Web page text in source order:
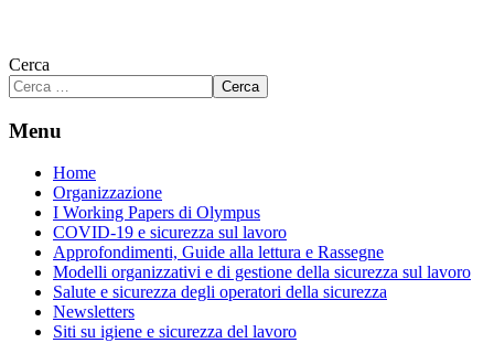
Cerca
Cerca
Menu
Home
Organizzazione
I Working Papers di Olympus
COVID-19 e sicurezza sul lavoro
Approfondimenti, Guide alla lettura e Rassegne
Modelli organizzativi e di gestione della sicurezza sul lavoro
Salute e sicurezza degli operatori della sicurezza
Newsletters
Siti su igiene e sicurezza del lavoro